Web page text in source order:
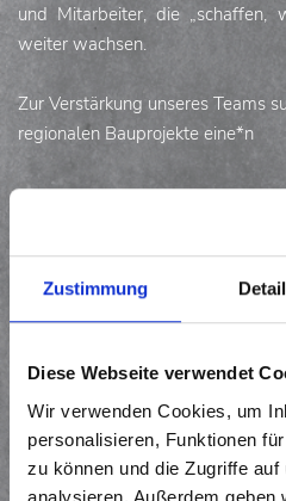
Zustimmung
Diese Webseite verwendet
Wir verwenden Cookies, um
personalisieren, Funktionen
zu können und die Zugriffe
analysieren. Außerdem geben
und Mitarbeiter, die
weiter wachsen.
Zur Verstärkung unseres Teams
regionalen Bauprojekte eine*n
GERÜSTBAU-
Ihre Aufgaben:
Arbeitsvorbereitung mit
Pläne, Organisation der
Personaleinsatzplanung
Fachliche Anleitung von
zur sach- und fachgerechten